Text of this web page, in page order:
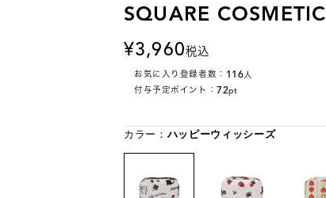
SQUARE COSMETIC
3,960税込
お気に入り登録者数： 116人
付与予定ポイント：72pt
カラー： ハッピーウィッシーズ